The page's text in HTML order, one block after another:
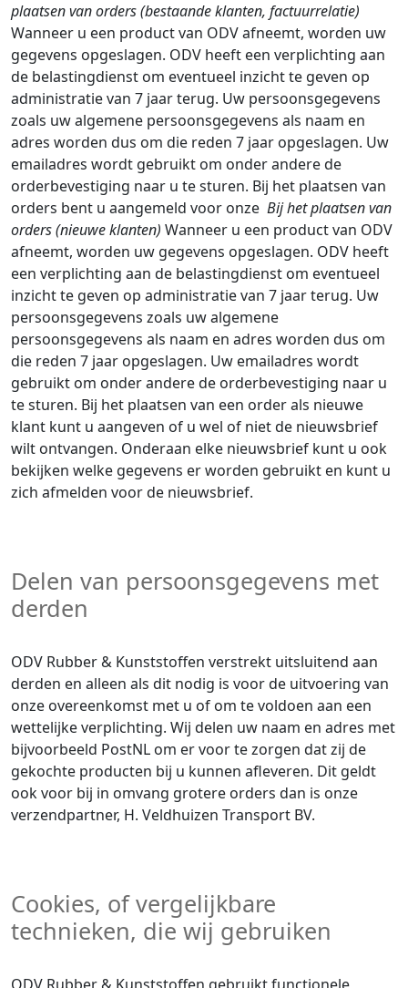
plaatsen van orders (bestaande klanten, factuurrelatie)
Wanneer u een product van ODV afneemt, worden uw
gegevens opgeslagen. ODV heeft een verplichting aan
de belastingdienst om eventueel inzicht te geven op
administratie van 7 jaar terug. Uw persoonsgegevens
zoals uw algemene persoonsgegevens als naam en
adres worden dus om die reden 7 jaar opgeslagen. Uw
emailadres wordt gebruikt om onder andere de
orderbevestiging naar u te sturen. Bij het plaatsen van
orders bent u aangemeld voor onze Bij het plaatsen van
orders (nieuwe klanten) Wanneer u een product van ODV
afneemt, worden uw gegevens opgeslagen. ODV heeft
een verplichting aan de belastingdienst om eventueel
inzicht te geven op administratie van 7 jaar terug. Uw
persoonsgegevens zoals uw algemene
persoonsgegevens als naam en adres worden dus om
die reden 7 jaar opgeslagen. Uw emailadres wordt
gebruikt om onder andere de orderbevestiging naar u
te sturen. Bij het plaatsen van een order als nieuwe
klant kunt u aangeven of u wel of niet de nieuwsbrief
wilt ontvangen. Onderaan elke nieuwsbrief kunt u ook
bekijken welke gegevens er worden gebruikt en kunt u
zich afmelden voor de nieuwsbrief.
Delen van persoonsgegevens met
derden
ODV Rubber & Kunststoffen verstrekt uitsluitend aan
derden en alleen als dit nodig is voor de uitvoering van
onze overeenkomst met u of om te voldoen aan een
wettelijke verplichting. Wij delen uw naam en adres met
bijvoorbeeld PostNL om er voor te zorgen dat zij de
gekochte producten bij u kunnen afleveren. Dit geldt
ook voor bij in omvang grotere orders dan is onze
verzendpartner, H. Veldhuizen Transport BV.
Cookies, of vergelijkbare
technieken, die wij gebruiken